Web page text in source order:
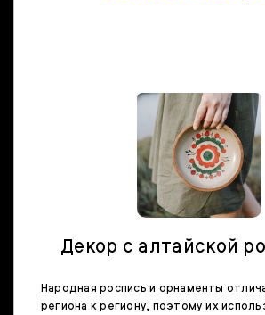
Декор с алтайской
Народная роспись и орнаменты
региона к региону, поэтому их